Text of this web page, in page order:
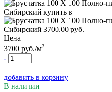
Цена
3700 руб./м2
- +
добавить в корзину
В наличии